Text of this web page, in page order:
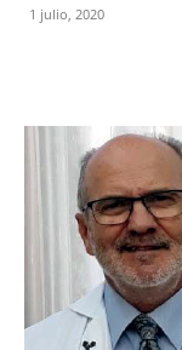
1 julio, 2020